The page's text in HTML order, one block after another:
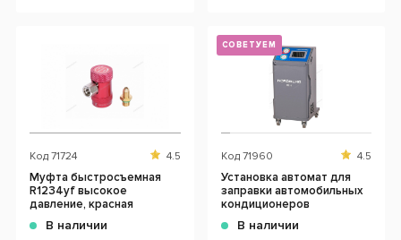
Код 71724 4.5
Муфта быстросъемная
R1234yf высокое
давление, красная
В наличии
СОВЕТУЕМ
Код 71960 4.5
Установка автомат для
заправки автомобильных
кондиционеров
В наличии